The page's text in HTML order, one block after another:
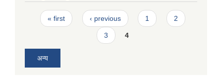
Pages
« first ‹ previous 1 2
3 4
अन्य